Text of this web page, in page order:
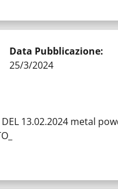
Data Pubblicazione:
25/3/2024
DEL 13.02.2024 metal